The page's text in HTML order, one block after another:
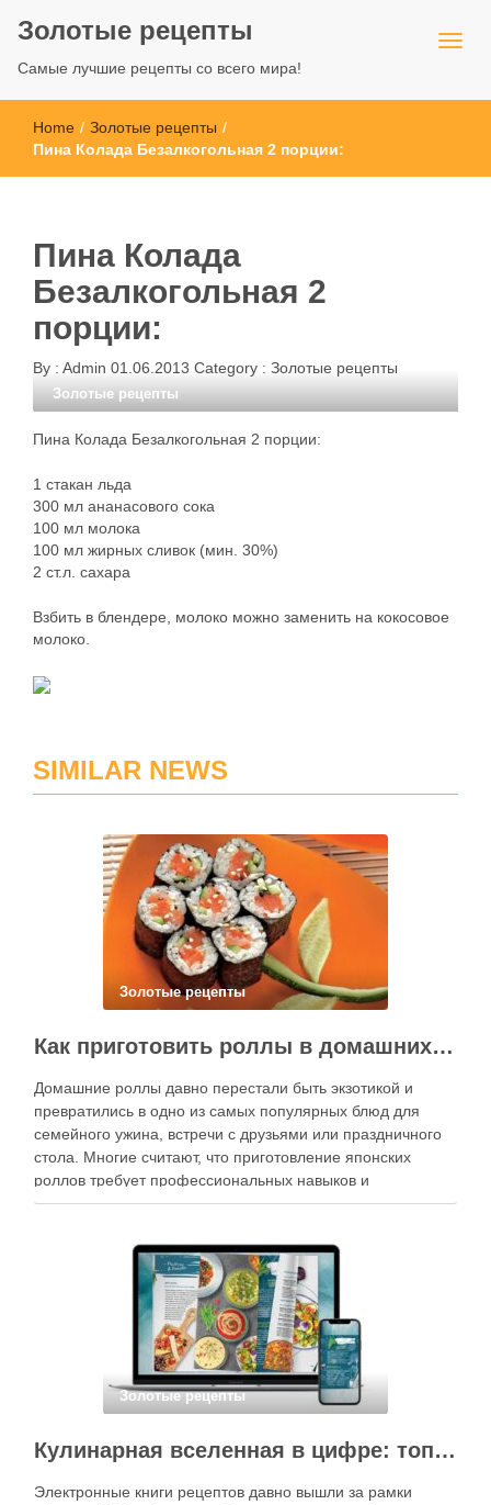
Золотые рецепты
Самые лучшие рецепты со всего мира!
Home / Золотые рецепты /
Пина Колада Безалкогольная 2 порции:
Пина Колада
Безалкогольная 2
порции:
By : Admin 01.06.2013 Category : Золотые рецепты
Золотые рецепты
Пина Колада Безалкогольная 2 порции:
1 стакан льда
300 мл ананасового сока
100 мл молока
100 мл жирных сливок (мин. 30%)
2 ст.л. сахара
Взбить в блендере, молоко можно заменить на кокосовое
молоко.
SIMILAR NEWS
Золотые рецепты
Как приготовить роллы в домашних условиях?
Домашние роллы давно перестали быть экзотикой и
превратились в одно из самых популярных блюд для
семейного ужина, встречи с друзьями или праздничного
стола. Многие считают, что приготовление японских
роллов требует профессиональных навыков и
специального оборудования, однако на практике сделать
кухне. Главное — …
Золотые рецепты
Кулинарная вселенная в цифре: топ-3 самых больших электронных книг рецептов
Электронные книги рецептов давно вышли за рамки